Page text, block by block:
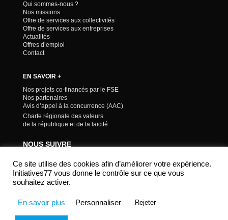
Qui sommes-nous ?
Nos missions
Offre de services aux collectivités
Offre de services aux entreprises
Actualités
Offres d’emploi
Contact
EN SAVOIR +
Nos projets co-financés par le FSE
Nos partenaires
Avis d’appel à la concurrence (AAC)
Charte régionale des valeurs
de la république et de la laïcité
NOUS SUIVRE
Ce site utilise des cookies afin d’améliorer votre expérience.
Initiatives77 vous donne le contrôle sur ce que vous
souhaitez activer.
En savoir plus Personnaliser Rejeter